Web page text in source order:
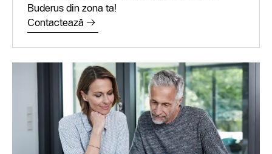
Buderus din zona ta!
Contactează